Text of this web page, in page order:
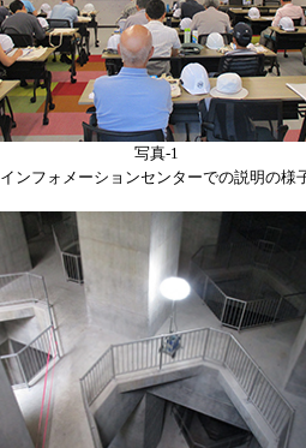
写真-1
インフォメーションセンターでの説明の様